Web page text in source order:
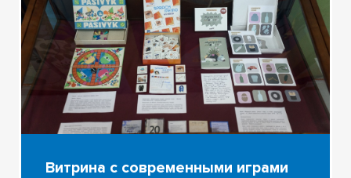
Витрина с современными играми